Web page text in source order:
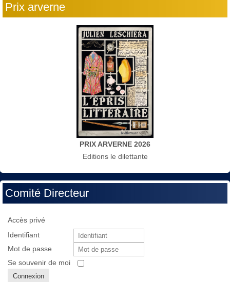
Prix arverne
PRIX ARVERNE 2026
Editions le dilettante
Comité Directeur
Accès privé
Identifiant
Mot de passe
Se souvenir de moi
Connexion